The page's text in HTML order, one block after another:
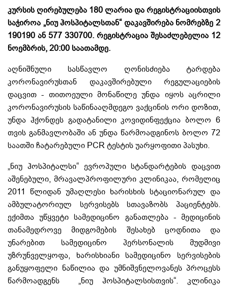
კურსის ღირებულება 180 ლარია და რეგისტრაციისთვის
საჭიროა „ნიუ ჰოსპიტალსთან“ დაკავშირება ნომრებზე 2
190190 ან 577 330700. რეგისტრაცია შესაძლებელია 12
ნოემბრის, 20:00 საათამდე.
აღნიშნული სასწავლო ღონისძიება ტარდება
კორონავირუსთან დაკავშირებული რეგულაციების
დაცვით - თითოეული მონაწილე უნდა იყოს აცრილი
კორონავირუსის საწინააღმდეგო ვაქცინის ორი დოზით,
უნდა ჰქონდეს გადატანილი კოვიდინფექცია ბოლო 6
თვის განმავლობაში ან უნდა წარმოადგინოს ბოლო 72
საათში ჩატარებული PCR ტესტის უარყოფითი პასუხი.
„ნიუ ჰოსპიტალსი“ ევროპული სტანდარტების დაცვით
აშენებული, მრავალპროფილური კლინიკაა, რომელიც
2011 წლიდან უმაღლესი ხარისხის სტაციონარულ და
ამბულატორიულ სერვისებს სთავაზობს პაციენტებს.
ექიმთა უწყვეტი სამედიცინო განათლება - მედიცინის
თანამედროვე მიდგომების შესახებ ცოდნითა და
უნარებით სამედიცინო პერსონალის მუდმივი
უზრუნველყოფა, ხარისხიანი სამედიცინო სერვისების
განუყოფელი ნაწილია და უმნიშვნელოვანეს პროცესს
წარმოადგენს „ნიუ ჰოსპიტალსისთვის“. კლინიკა